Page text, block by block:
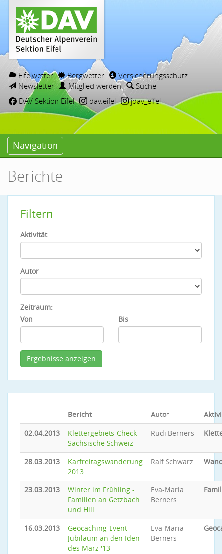
Eifelwetter Bergwetter
Versicherungsschutz
Newsletter
Mitglied werden
Suche
DAV Sektion Eifel
dav.eifel jdav_eifel
Navigation
Berichte
Filtern
Aktivität
Autor
Zeitraum:
Von
Bis
Bericht Autor
02.04.2013
Klettergebiets-Check
Sächsische Schweiz
Rudi Berners
28.03.2013
Karfreitagswanderung
2013
Ralf Schwarz
23.03.2013
Winter im Frühling -
Familien an Getzbach
und Hill
Eva-Maria
Berners
16.03.2013
Geocaching-Event
Jubiläum an den Iden
des März '13
Eva-Maria
Berners